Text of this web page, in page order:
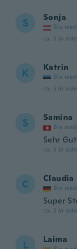
S Sonja
Ble
ca. 5 år
K Katrin
Ble
ca. 5 år
S Samina
Ble
Sehr
ca. 5 år
C Claudia
Ble
Super
ca. 5 år
L Laima